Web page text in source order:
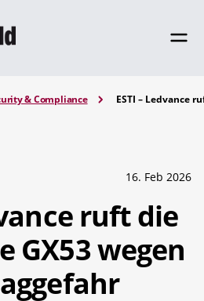
& Compliance ESTI – Ledvance
16. Feb 2026
ruft die
GX53 wegen